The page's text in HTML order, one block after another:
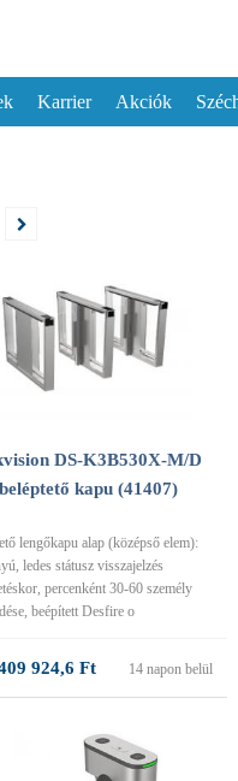
Karrier Akciók
DS-K3B530X-M/D
beléptető kapu (41407)
lengőkapu alap (középső elem):
ledes státusz visszajelzés
percenként 30-60 személy
beépített Desfire o
924,6 Ft 14 napon belül